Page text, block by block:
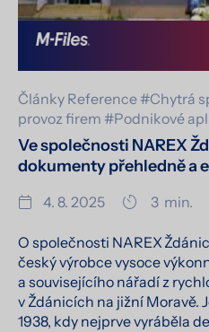
Články Reference #Chytrá
provoz firem #Podnikové
Ve společnosti NAREX
dokumenty přehledně a
4. 8. 2025 3 min.
O společnosti NAREX
český výrobce vysoce
a souvisejícího nářadí z
v Ždánicích na jižní Moravě.
1938, kdy nejprve vyráběla